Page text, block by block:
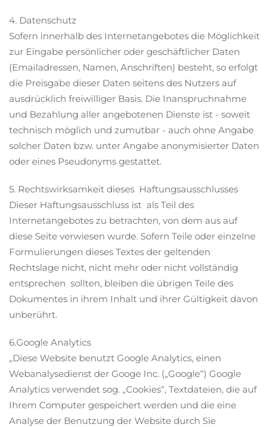
4. Datenschutz
Sofern innerhalb des Internetangebotes die Möglichkeit
zur Eingabe persönlicher oder geschäftlicher Daten
(Emailadressen, Namen, Anschriften) besteht, so erfolgt
die Preisgabe dieser Daten seitens des Nutzers auf
ausdrücklich freiwilliger Basis. Die Inanspruchnahme
und Bezahlung aller angebotenen Dienste ist - soweit
technisch möglich und zumutbar - auch ohne Angabe
solcher Daten bzw. unter Angabe anonymisierter Daten
oder eines Pseudonyms gestattet.
5. Rechtswirksamkeit dieses Haftungsausschlusses
Dieser Haftungsausschluss ist als Teil des
Internetangebotes zu betrachten, von dem aus auf
diese Seite verwiesen wurde. Sofern Teile oder einzelne
Formulierungen dieses Textes der geltenden
Rechtslage nicht, nicht mehr oder nicht vollständig
entsprechen sollten, bleiben die übrigen Teile des
Dokumentes in ihrem Inhalt und ihrer Gültigkeit davon
unberührt.
6.Google Analytics
„Diese Website benutzt Google Analytics, einen
Webanalysedienst der Googe Inc. („Google“) Google
Analytics verwendet sog. „Cookies“, Textdateien, die auf
Ihrem Computer gespeichert werden und die eine
Analyse der Benutzung der Website durch Sie